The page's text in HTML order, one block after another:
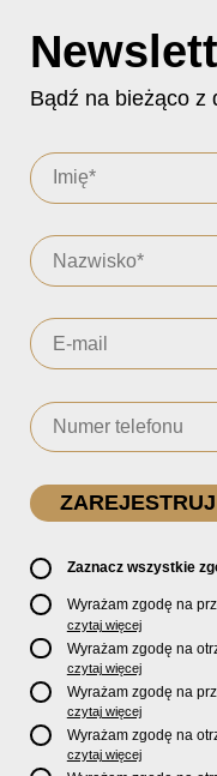
Bądź na bieżąco z
Zaznacz wszystkie
Wyrażam zgodę na
pocztą e-mail,
promocjach,
Store oraz serwisu
usługach
czytaj więcej
Wyrażam zgodę na
marketingowych
produktów za
telefonicznych.
czytaj więcej
Wyrażam zgodę na
pocztą e-mail,
produktach, usługach
Łódź S.A.
czytaj więcej
Wyrażam zgodę na
pośrednictwem
czytaj więcej